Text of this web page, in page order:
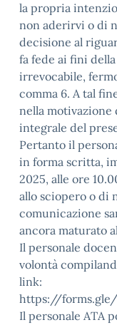
la propria
non aderirvi o di
decisione al
fa fede ai fini
irrevocabile,
comma 6. A tal
nella motivazione
integrale del
Pertanto il
in forma scritta,
2025, alle ore
allo sciopero o di
comunicazione
ancora maturato
Il personale
volontà
link:
https://forms.gle/
Il personale ATA